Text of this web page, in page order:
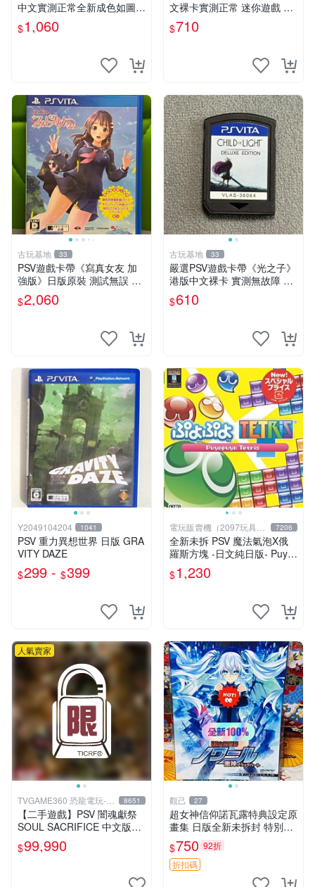
中文實測正常全新成色如圖拍
前確認 psv 港版 中文版
$1,060
文裸卡實測正常 迷你遊戲 主
題遊戲 卡帶 Sony專用
$710
古玩基地 33
PSV遊戲卡帶《寫真女友 加
強版》日版原裝 測試無誤 成
色如圖 售後不退 寫真女友 P
SV 日版 訊息卡
$2,060
古玩基地 33
嚴選PSV遊戲卡帶《光之子》
港版中文裸卡 實測無故障 索
尼專用機器獨佔 港版限用 卡
帶直銷 光之子 psv 港版
$610
Y2049104204 1041
PSV 重力異想世界 日版 GRA
VITY DAZE
$299 - $399
電玩販賣機（2097玩具公
仔舖
7206
全新未拆 PSV 魔法氣泡X俄
羅斯方塊 -日文純日版- Puyo
Puyo Tetris
$1,230
人氣賣家
TVGAME360 恐龍電玩-台
中店
8651
【二手遊戲】PSV 闇魂獻祭
SOUL SACRIFICE 中文版
【台中恐龍電玩】
$99,990
觀己 27
超女神信仰諾瓦露特典設定原
畫集 日版全新未拆封 特別推
薦 收藏必備 PSV 游戲 發售限
定 原創漫畫 限量版 PSV 游戲
超女神信仰諾瓦露 原畫集 日
$750 92折
折扣碼